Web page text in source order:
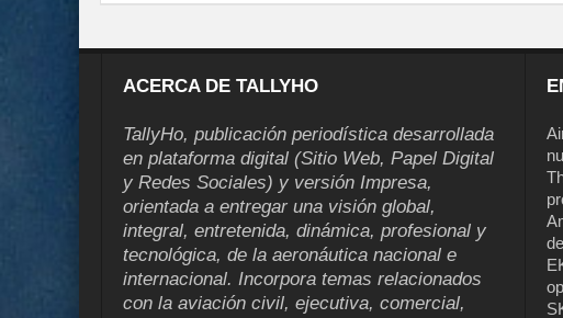
ACERCA DE TALLYHO
TallyHo, publicación periodística desarrollada
en plataforma digital (Sitio Web, Papel Digital
y Redes Sociales) y versión Impresa,
orientada a entregar una visión global,
integral, entretenida, dinámica, profesional y
tecnológica, de la aeronáutica nacional e
internacional. Incorpora temas relacionados
con la aviación civil, ejecutiva, comercial,